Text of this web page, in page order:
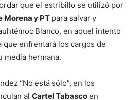
que el estribillo se utilizó por
Morena y PT para salvar y
Blanco, en aquel intento
que enfrentará los cargos de
media hermana.
“No está sólo”, en los
al Cartel Tabasco en